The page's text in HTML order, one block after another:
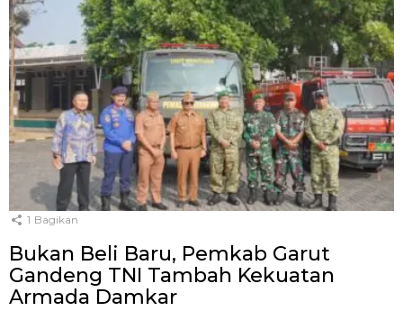
1 Bagikan
Bukan Beli Baru, Pemkab Garut
Gandeng TNI Tambah Kekuatan
Armada Damkar